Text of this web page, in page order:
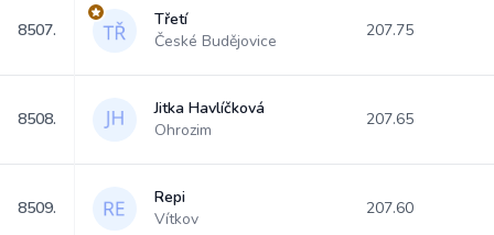
8507.
Třetí
České Budějovice
207.75
8508.
Jitka Havlíčková
Ohrozim
207.65
8509.
Repi
Vítkov
207.60